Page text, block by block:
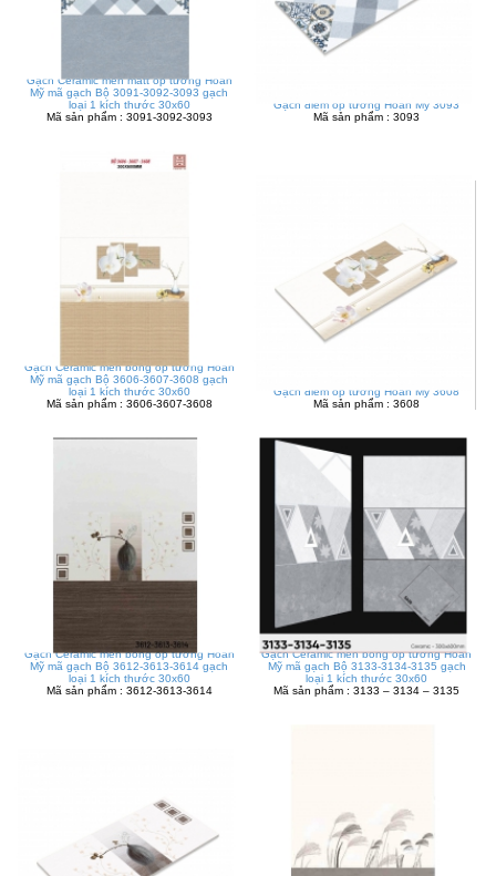
Gạch Ceramic men matt ốp tường Hoàn
Mỹ mã gạch Bộ 3091-3092-3093 gạch
loại 1 kích thước 30x60
Mã sản phẩm : 3091-3092-3093
Gạch điểm ốp tường Hoàn Mỹ 3093
Mã sản phẩm : 3093
Gạch Ceramic men bóng ốp tường Hoàn
Mỹ mã gạch Bộ 3606-3607-3608 gạch
loại 1 kích thước 30x60
Mã sản phẩm : 3606-3607-3608
Gạch điểm ốp tường Hoàn Mỹ 3608
Mã sản phẩm : 3608
Gạch Ceramic men bóng ốp tường Hoàn
Mỹ mã gạch Bộ 3612-3613-3614 gạch
loại 1 kích thước 30x60
Mã sản phẩm : 3612-3613-3614
Gạch Ceramic men bóng ốp tường Hoàn
Mỹ mã gạch Bộ 3133-3134-3135 gạch
loại 1 kích thước 30x60
Mã sản phẩm : 3133 – 3134 – 3135